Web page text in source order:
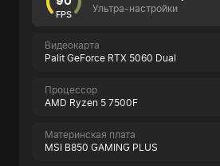
FPS Ультра-настройки
Видеокарта
Palit GeForce RTX 5060 Dual
Процессор
AMD Ryzen 5 7500F
Материнская плата
MSI B850 GAMING PLUS